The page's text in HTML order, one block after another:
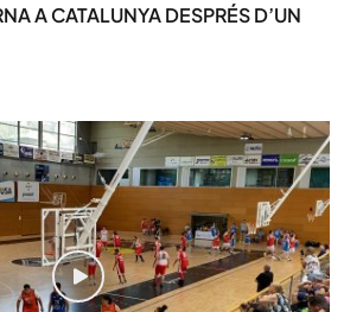
A CATALUNYA DESPRÉS D’UN